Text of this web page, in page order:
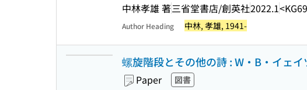
中林孝雄 著三省堂書店/創英社2022.1
Author Heading 中林, 孝雄, 1941-
螺旋階段とその他の詩 : W・B・イェイ
Paper 図書